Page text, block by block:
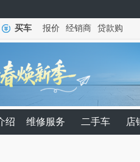
买车 报价 经销商 贷款购
绍 维修服务 二手车 店